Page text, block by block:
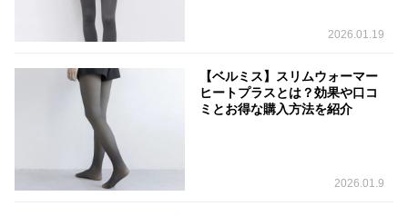
2026.01.19
【ベルミス】スリムウォーマー
ヒートプラスとは？効果や口コ
ミとお得な購入方法を紹介
2026.01.9